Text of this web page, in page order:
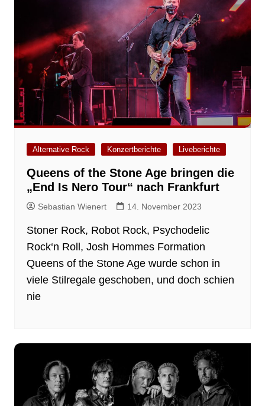
Alternative Rock Konzertberichte Liveberichte
Queens of the Stone Age bringen die
„End Is Nero Tour“ nach Frankfurt
Sebastian Wienert 14. November 2023
Stoner Rock, Robot Rock, Psychodelic
Rock‘n Roll, Josh Hommes Formation
Queens of the Stone Age wurde schon in
viele Stilregale geschoben, und doch schien
nie